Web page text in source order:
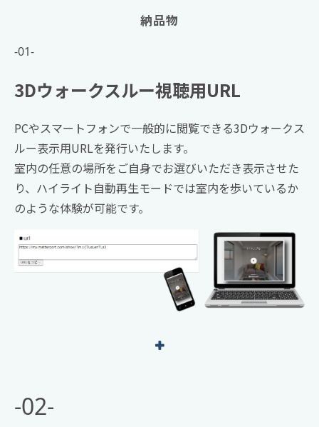
納品物
-01-
3Dウォークスルー視聴用URL
PCやスマートフォンで一般的に閲覧できる3Dウォークス
ルー表示用URLを発行いたします。
室内の任意の場所をご自身でお選びいただき表示させた
り、ハイライト自動再生モードでは室内を歩いているか
のような体験が可能です。
-02-